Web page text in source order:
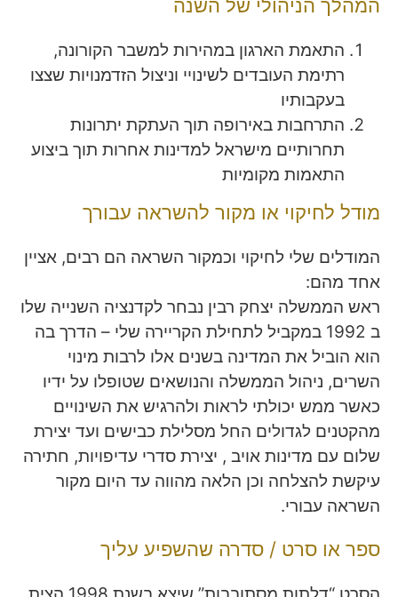
המהלך הניהולי של השנה
התאמת הארגון במהירות למשבר הקורונה,
רתימת העובדים לשינויי וניצול הזדמנויות שצצו
בעקבותיו
התרחבות באירופה תוך העתקת יתרונות
תחרותיים מישראל למדינות אחרות תוך ביצוע
התאמות מקומיות
מודל לחיקוי או מקור להשראה עבורך
המודלים שלי לחיקוי וכמקור השראה הם רבים, אציין
אחד מהם:
ראש הממשלה יצחק רבין נבחר לקדנציה השנייה שלו
ב 1992 במקביל לתחילת הקריירה שלי – הדרך בה
הוא הוביל את המדינה בשנים אלו לרבות מינוי
השרים, ניהול הממשלה והנושאים שטופלו על ידיו
כאשר ממש יכולתי לראות ולהרגיש את השינויים
מהקטנים לגדולים החל מסלילת כבישים ועד יצירת
שלום עם מדינות אויב , יצירת סדרי עדיפויות, חתירה
עיקשת להצלחה וכן הלאה מהווה עד היום מקור
השראה עבורי.
ספר או סרט / סדרה שהשפיע עליך